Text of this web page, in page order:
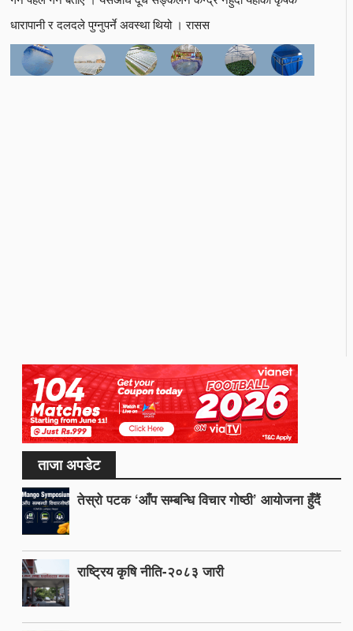
धारापानी र दलदले पुग्नुपर्ने अवस्था थियो । रासस
ताजा अपडेट
तेस्रो पटक ‘आँप सम्बन्धि विचार गोष्ठी’ आयोजना हुँदैं
राष्ट्रिय कृषि नीति-२०८३ जारी